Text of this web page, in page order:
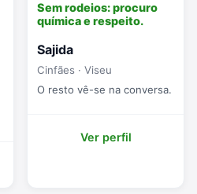
Sem rodeios: procuro
química e respeito.
Sajida
Cinfães · Viseu
O resto vê-se na conversa.
Ver perfil